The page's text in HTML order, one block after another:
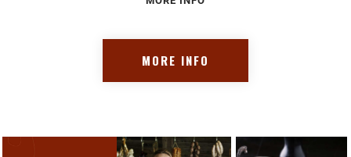
MORE INFO